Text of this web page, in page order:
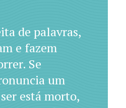
de palavras,
e fazem
Se
um
está morto,